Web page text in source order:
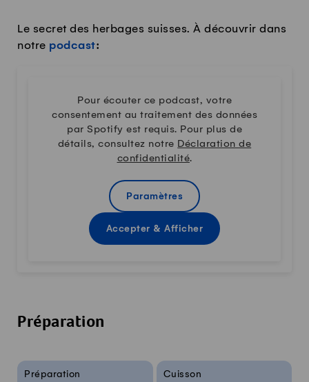
Le secret des herbages suisses. À découvrir dans
notre podcast:
Pour écouter ce podcast, votre
consentement au traitement des données
par Spotify est requis. Pour plus de
détails, consultez notre Déclaration de
confidentialité.
Paramètres
Accepter & Afficher
Préparation
Infos sur la recette
Préparation
Cuisson